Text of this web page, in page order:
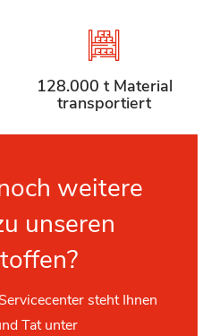
128.000 t Material
transportiert
weitere
unseren
steht Ihnen
Tat unter